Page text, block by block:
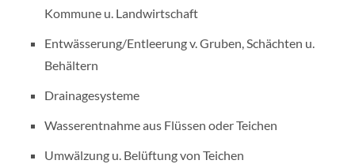
Kommune u. Landwirtschaft
Entwässerung/Entleerung v. Gruben, Schächten u.
Behältern
Drainagesysteme
Wasserentnahme aus Flüssen oder Teichen
Umwälzung u. Belüftung von Teichen